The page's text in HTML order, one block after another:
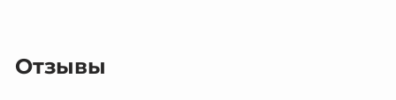
Отзывы